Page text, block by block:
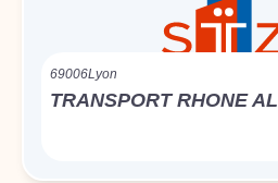
69006Lyon
TRANSPORT RHONE